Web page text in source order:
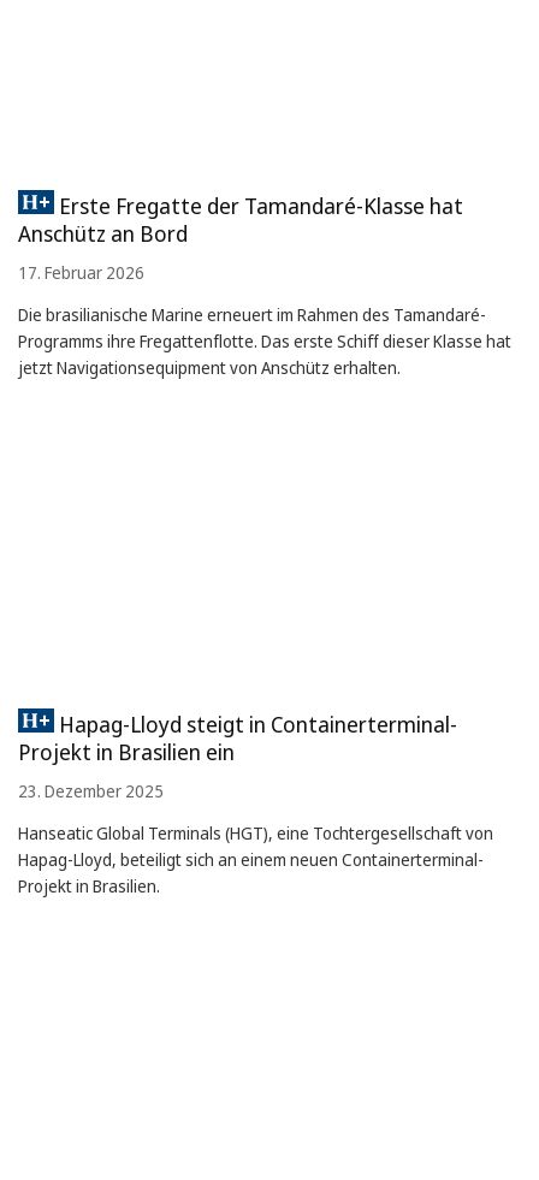
Erste Fregatte der Tamandaré-Klasse hat
Anschütz an Bord
17. Februar 2026
Die brasilianische Marine erneuert im Rahmen des Tamandaré-
Programms ihre Fregattenflotte. Das erste Schiff dieser Klasse hat
jetzt Navigationsequipment von Anschütz erhalten.
Hapag-Lloyd steigt in Containerterminal-
Projekt in Brasilien ein
23. Dezember 2025
Hanseatic Global Terminals (HGT), eine Tochtergesellschaft von
Hapag-Lloyd, beteiligt sich an einem neuen Containerterminal-
Projekt in Brasilien.